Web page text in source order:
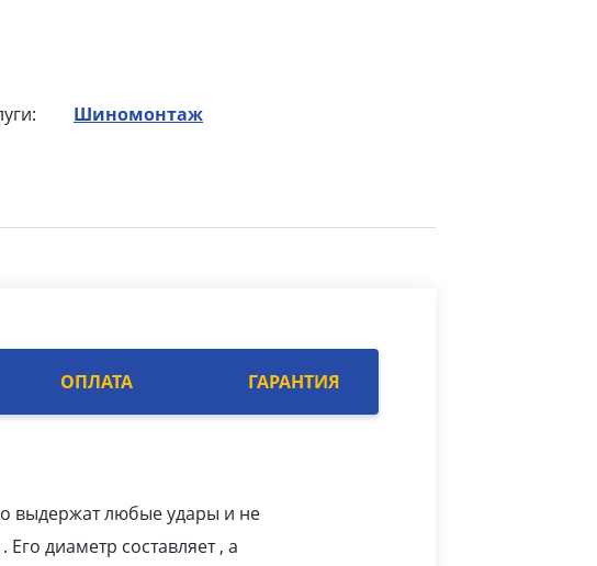
Шиномонтаж
ОПЛАТА ГАРАНТИЯ
выдержат любые удары и не
диаметр составляет , а